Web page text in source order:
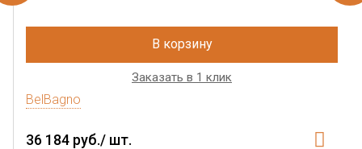
В корзину
Заказать в 1 клик
BelBagno
36 184 руб./ шт.